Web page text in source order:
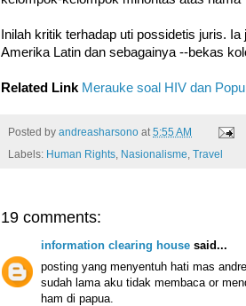
Inilah kritik terhadap uti possidetis juris.
Amerika Latin dan sebagainya --bekas
Related Link Merauke soal HIV dan
Posted by andreasharsono at 5:55 AM
Labels: Human Rights Nasionalisme Travel
19 comments:
information clearing house said...
posting yang menyentuh hati mas
sudah lama aku tidak membaca or
ham di papua.